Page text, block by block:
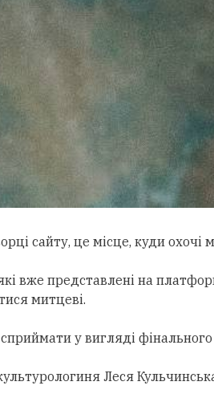
сайту, це місце, куди
вже представлені на
митцеві.
у вигляді
Леся